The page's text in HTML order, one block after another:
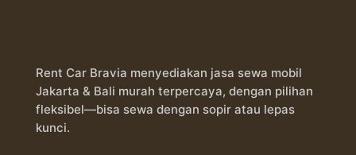
Rent Car Bravia menyediakan jasa sewa mobil
Jakarta & Bali murah terpercaya, dengan pilihan
fleksibel—bisa sewa dengan sopir atau lepas
kunci.